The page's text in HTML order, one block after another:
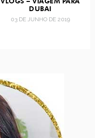
DUBAI
03 DE JUNHO DE 2019